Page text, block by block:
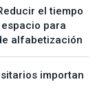
el tiempo
para
alfabetización
importan